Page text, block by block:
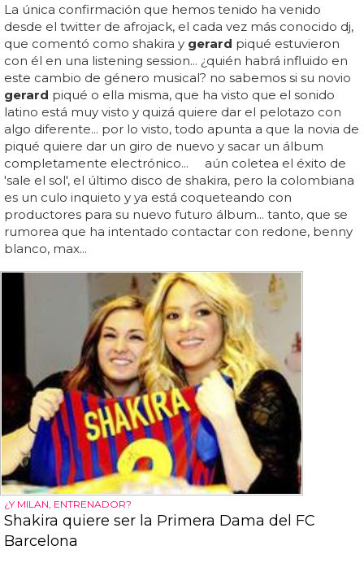
La única confirmación que hemos tenido ha venido
desde el twitter de afrojack, el cada vez más conocido dj,
que comentó como shakira y gerard piqué estuvieron
con él en una listening session... ¿quién habrá influido en
este cambio de género musical? no sabemos si su novio
gerard piqué o ella misma, que ha visto que el sonido
latino está muy visto y quizá quiere dar el pelotazo con
algo diferente... por lo visto, todo apunta a que la novia de
piqué quiere dar un giro de nuevo y sacar un álbum
completamente electrónico... aún coletea el éxito de
'sale el sol', el último disco de shakira, pero la colombiana
es un culo inquieto y ya está coqueteando con
productores para su nuevo futuro álbum... tanto, que se
rumorea que ha intentado contactar con redone, benny
blanco, max...
¿Y MILAN, ENTRENADOR?
Shakira quiere ser la Primera Dama del FC
Barcelona